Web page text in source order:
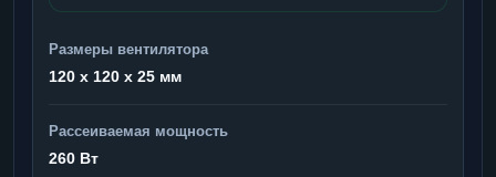
Размеры вентилятора
120 x 120 x 25 мм
Рассеиваемая мощность
260 Вт